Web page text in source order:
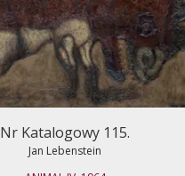
Nr Katalogowy 115.
Jan Lebenstein